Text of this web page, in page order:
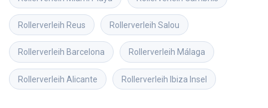
Rollerverleih Reus Rollerverleih Salou
Rollerverleih Barcelona Rollerverleih Málaga
Rollerverleih Alicante Rollerverleih Ibiza Insel